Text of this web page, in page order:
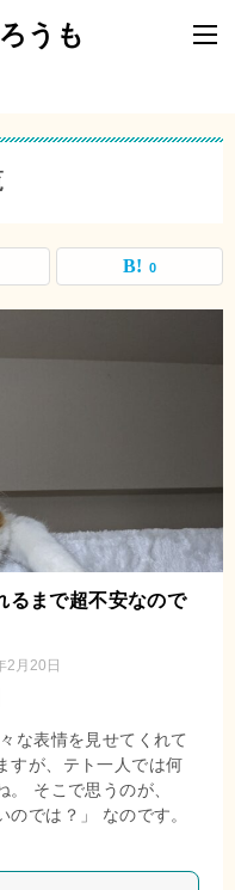
うも
0
るまで超不安なので
2月20日
な表情を見せてくれて
すが、テト一人では何
そこで思うのが、
のでは？」 なのです。